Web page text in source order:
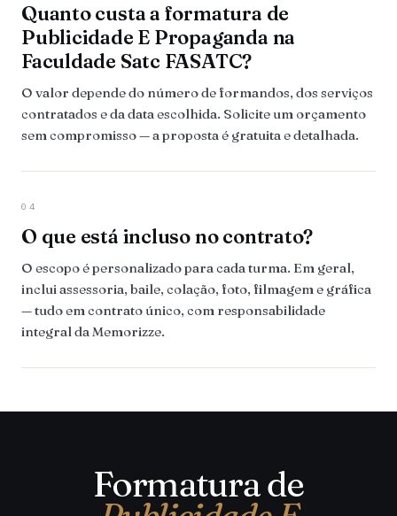
Quanto custa a formatura de
Publicidade E Propaganda na
Faculdade Satc FASATC?
O valor depende do número de formandos, dos serviços
contratados e da data escolhida. Solicite um orçamento
sem compromisso — a proposta é gratuita e detalhada.
04
O que está incluso no contrato?
O escopo é personalizado para cada turma. Em geral,
inclui assessoria, baile, colação, foto, filmagem e gráfica
— tudo em contrato único, com responsabilidade
integral da Memorizze.
Formatura de